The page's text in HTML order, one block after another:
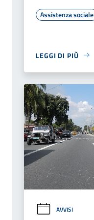
Assistenza sociale
LEGGI DI PIÙ
AVVISI